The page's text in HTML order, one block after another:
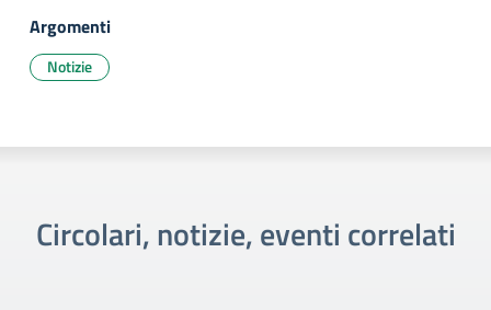
Argomenti
Notizie
Circolari, notizie, eventi correlati